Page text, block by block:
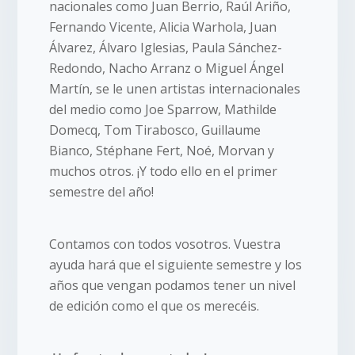
nacionales como Juan Berrio, Raúl Ariño,
Fernando Vicente, Alicia Warhola, Juan
Álvarez, Álvaro Iglesias, Paula Sánchez-
Redondo, Nacho Arranz o Miguel Ángel
Martín, se le unen artistas internacionales
del medio como Joe Sparrow, Mathilde
Domecq, Tom Tirabosco, Guillaume
Bianco, Stéphane Fert, Noé, Morvan y
muchos otros. ¡Y todo ello en el primer
semestre del año!
Contamos con todos vosotros. Vuestra
ayuda hará que el siguiente semestre y los
años que vengan podamos tener un nivel
de edición como el que os merecéis.